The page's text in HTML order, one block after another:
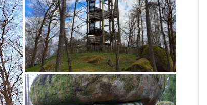
Bild melden
von Elisabeth